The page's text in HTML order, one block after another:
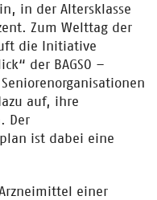
in der Altersklasse
Zum Welttag der
die Initiative
der BAGSO –
auf, ihre
Der
ist dabei eine
einer